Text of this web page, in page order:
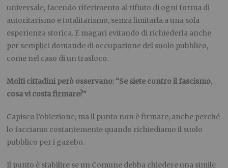
universale, facendo riferimento al rifiuto di ogni forma di
autoritarismo e totalitarismo, senza limitarla a una sola
esperienza storica. E magari evitando di richiederla anche
per semplici domande di occupazione del suolo pubblico,
come nel caso di un trasloco.
Molti cittadini però osservano: “Se siete contro il fascismo,
cosa vi costa firmare?”
Capisco l’obiezione, ma il punto non è firmare, anche perché
lo facciamo costantemente quando richiediamo il suolo
pubblico per i gazebo.
Il punto è stabilire se un Comune debba chiedere una simile